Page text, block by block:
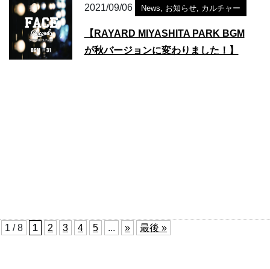
2021/09/06 News, お知らせ, カルチャー
【RAYARD MIYASHITA PARK BGM
が秋バージョンに変わりました！】
1 / 8 1 2 3 4 5 ... » 最後 »